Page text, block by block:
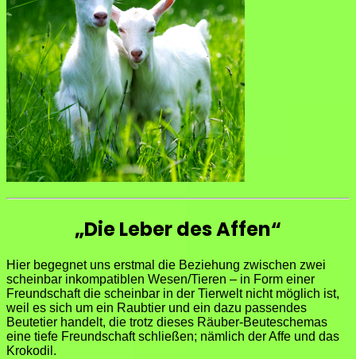
„Die Leber des Affen“
Hier begegnet uns erstmal die Beziehung zwischen zwei
scheinbar inkompatiblen Wesen/Tieren – in Form einer
Freundschaft die scheinbar in der Tierwelt nicht möglich ist,
weil es sich um ein Raubtier und ein dazu passendes
Beutetier handelt, die trotz dieses Räuber-Beuteschemas
eine tiefe Freundschaft schließen; nämlich der Affe und das
Krokodil.